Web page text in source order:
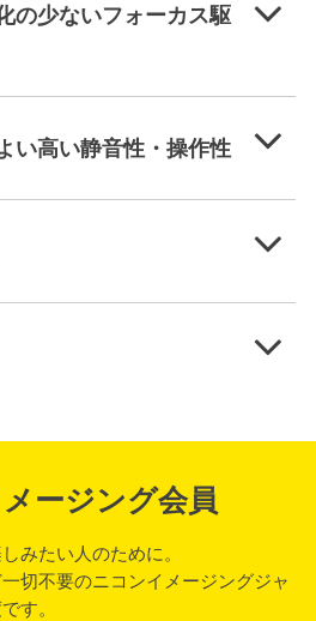
の少ないフォーカス駆
い高い静音性・操作性
ージング会員
みたい人のために。
切不要のニコンイメージングジャ
す。